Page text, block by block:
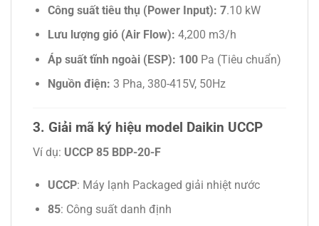
Công suất tiêu thụ (Power Input): 7.10 kW
Lưu lượng gió (Air Flow): 4,200 m3/h
Áp suất tĩnh ngoài (ESP): 100Pa (Tiêu chuẩn)
Nguồn điện: 3 Pha, 380-415V, 50Hz
3. Giải mã ký hiệu model Daikin UCCP
Ví dụ: UCCP 85 BDP-20-F
UCCP: Máy lạnh Packaged giải nhiệt nước
85: Công suất danh định